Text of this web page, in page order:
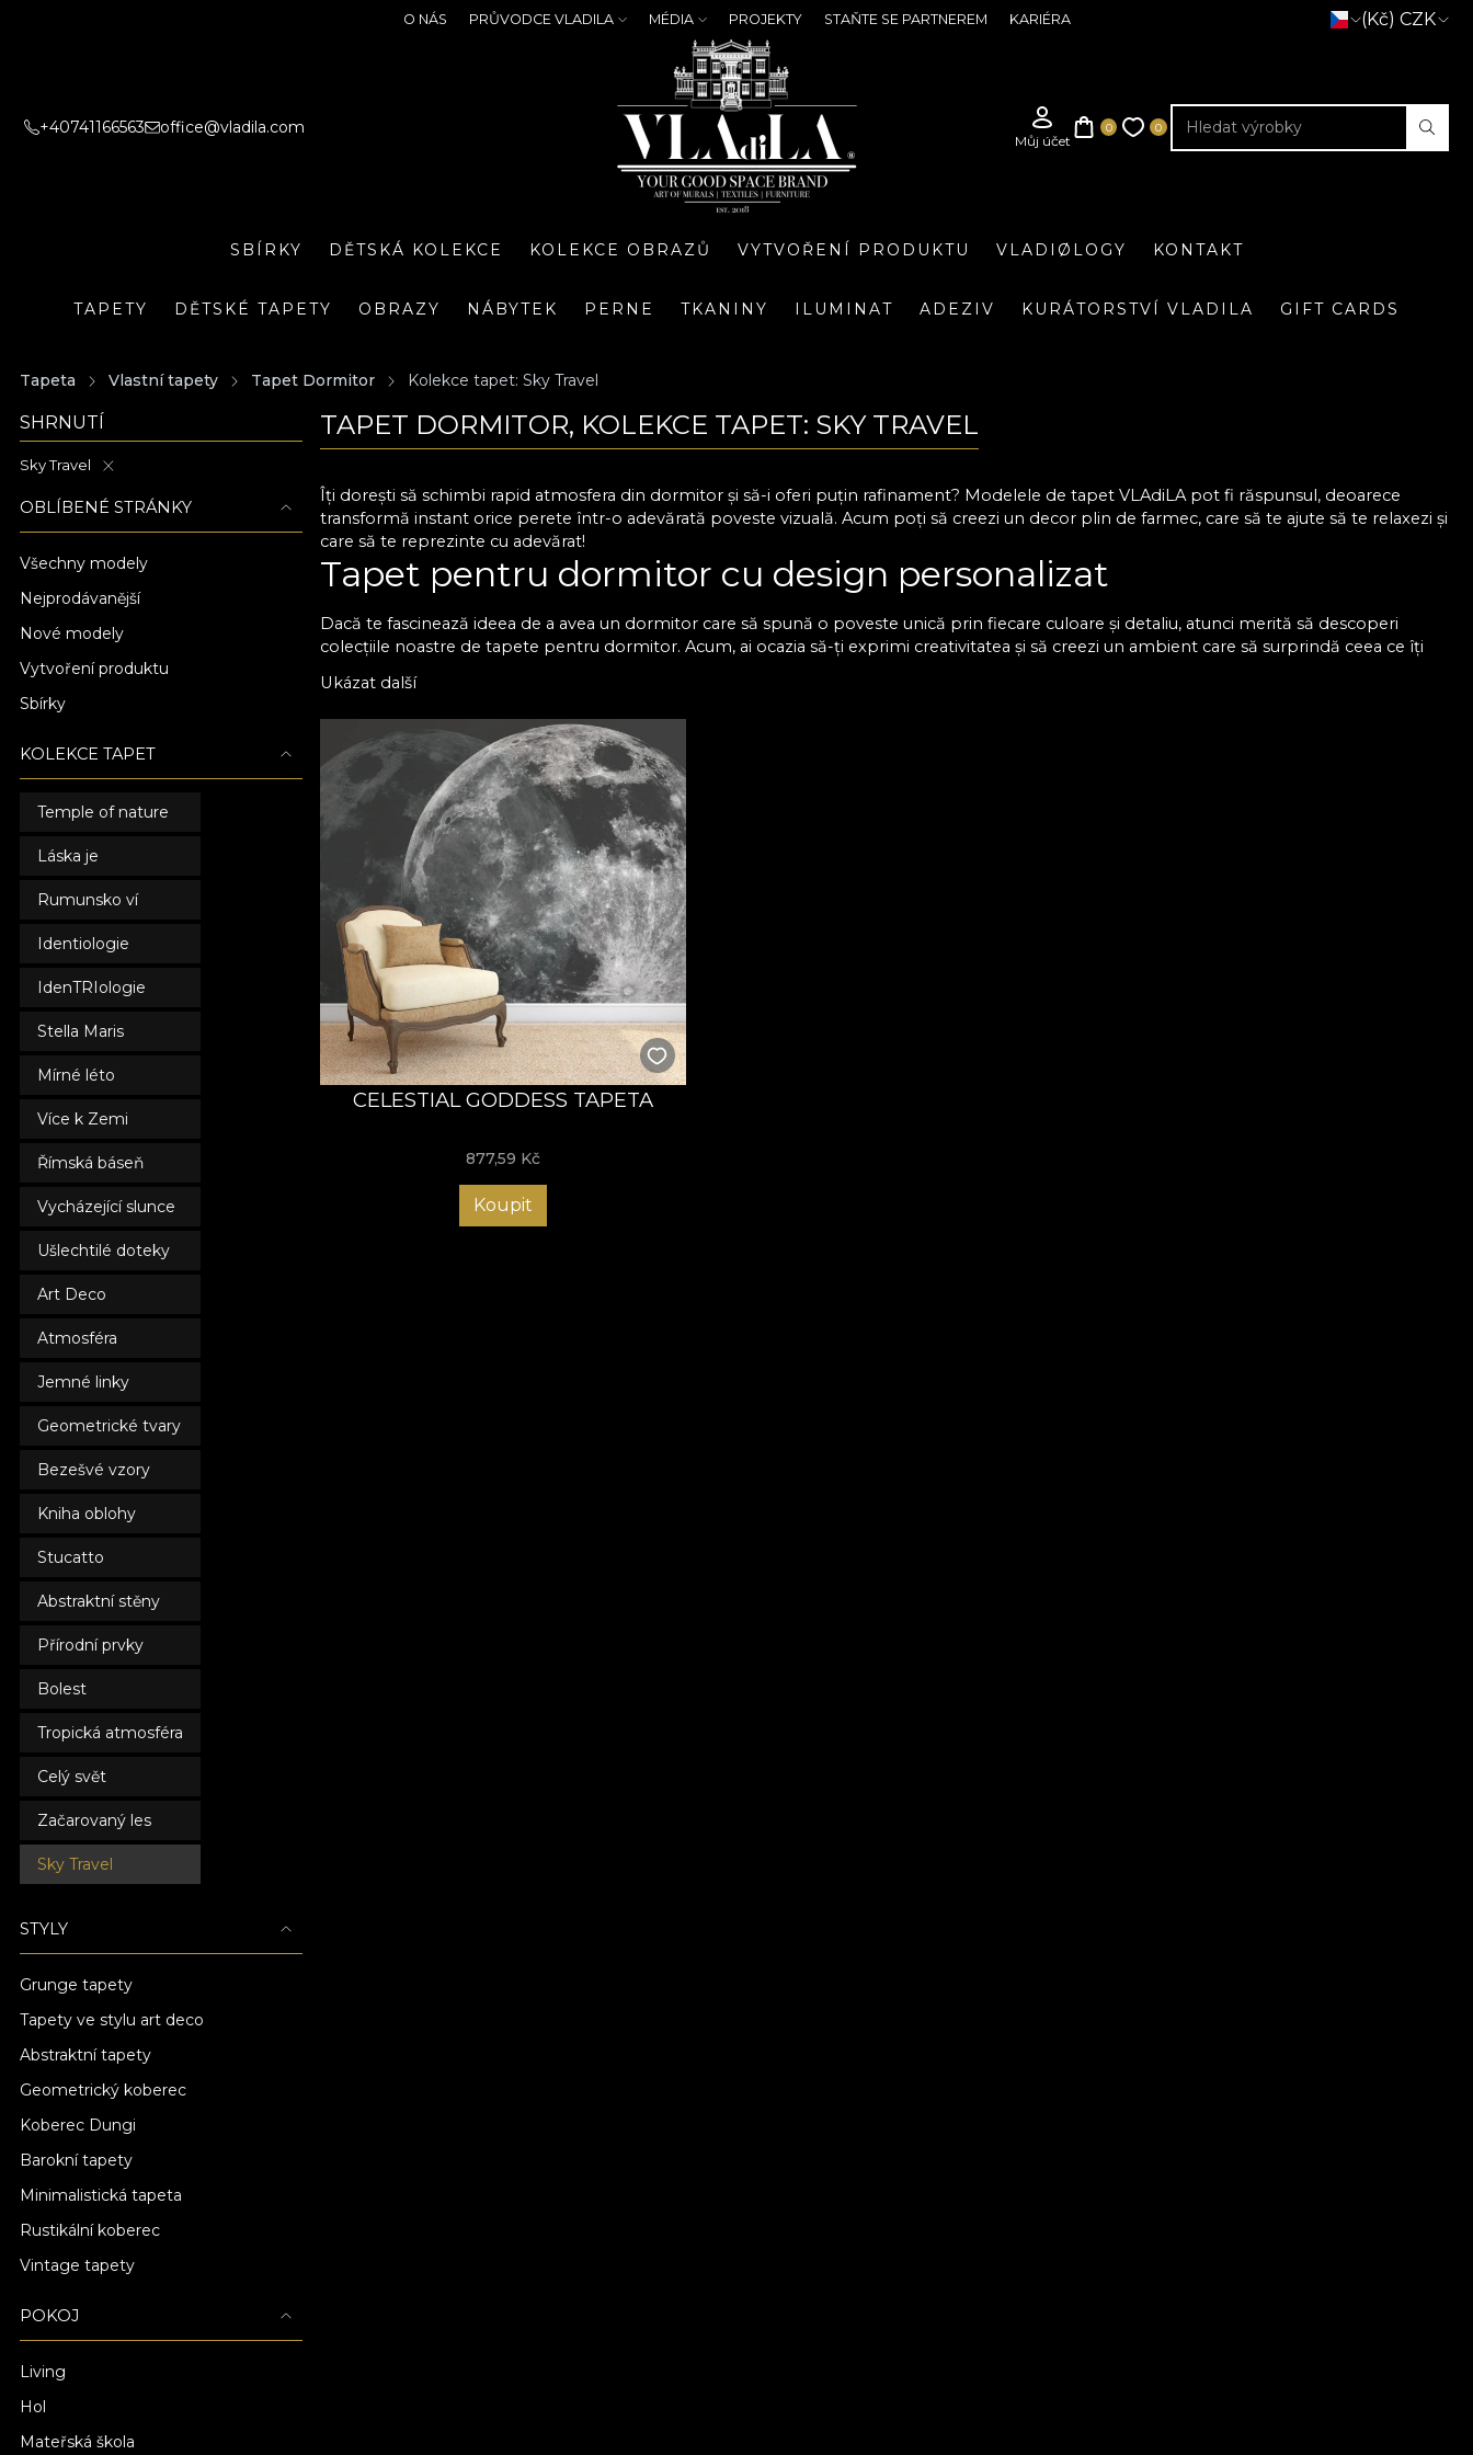
O NÁS PRŮVODCE VLADILA MÉDIA PROJEKTY STAŇTE SE PARTNEREM KARIÉRA (Kč) CZK
+40741166563 office@vladila.com
SBÍRKY DĚTSKÁ KOLEKCE KOLEKCE OBRAZŮ VYTVOŘENÍ PRODUKTU VLADIØLOGY KONTAKT
TAPETY DĚTSKÉ TAPETY OBRAZY NÁBYTEK PERNE TKANINY ILUMINAT ADEZIV KURÁTORSTVÍ VLADILA GIFT CARDS
Tapeta Vlastní tapety Tapet Dormitor Kolekce tapet: Sky Travel
SHRNUTÍ
Sky Travel
OBLÍBENÉ STRÁNKY
Všechny modely
Nejprodávanější
Nové modely
Vytvoření produktu
Sbírky
KOLEKCE TAPET
Temple of nature
Láska je
Rumunsko ví
Identiologie
IdenTRIologie
Stella Maris
Mírné léto
Více k Zemi
Římská báseň
Vycházející slunce
Ušlechtilé doteky
Art Deco
Atmosféra
Jemné linky
Geometrické tvary
Bezešvé vzory
Kniha oblohy
Stucatto
Abstraktní stěny
Přírodní prvky
Bolest
Tropická atmosféra
Celý svět
Začarovaný les
Sky Travel
STYLY
Grunge tapety
Tapety ve stylu art deco
Abstraktní tapety
Geometrický koberec
Koberec Dungi
Barokní tapety
Minimalistická tapeta
Rustikální koberec
Vintage tapety
POKOJ
Living
Hol
Mateřská škola
TAPET DORMITOR, KOLEKCE TAPET: SKY TRAVEL
Îți dorești să schimbi rapid atmosfera din dormitor și să-i oferi puțin rafinament? Modelele de tapet VLAdiLA pot fi răspunsul, deoarece
transformă instant orice perete într-o adevărată poveste vizuală. Acum poți să creezi un decor plin de farmec, care să te ajute să te relaxezi și
care să te reprezinte cu adevărat!
Tapet pentru dormitor cu design personalizat
Dacă te fascinează ideea de a avea un dormitor care să spună o poveste unică prin fiecare culoare și detaliu, atunci merită să descoperi
colecțiile noastre de tapete pentru dormitor. Acum, ai ocazia să-ți exprimi creativitatea și să creezi un ambient care să surprindă ceea ce îți
model de poveste, de care te vei bucura în fiecare zi. Un simplu tapet în dormitor poate face diferența, așa că poți miza pe imprimeuri
discrete, în nuanțe neutre, dacă îți dorești un spațiu calm, relaxant, sau poți opta pentru modele spectaculoase, dacă vrei să transformi
complet încăperea. Tu decizi!
Alege tapetul premium VLAdiLA pentru un dormitor cu design
elegant
Orice tapet de dormitor pe care îl găsești la noi este proiectat să reziste în timp, iar culorile și formele își păstrează intensitatea, chiar și după
mulți ani de utilizare. Pentru tine, acest lucru înseamnă o investiție sigură și un decor care nu se demodează. Mai mult, acum ai ocazia de a
alege textura preferată, care se potrivește cel mai bine în spațiul tău și care aduce eleganța pe care ți-o dorești. Așadar, cu VLAdiLA este mai
ușor ca niciodată să te bucuri de dormitorul perfect și să-i redai acea atmosferă la care ai visat mereu. Colecțiile noastre sunt realizate de
designeri români de top și sunt premiate la competiții internaționale de profil, astfel că ai șansa de a beneficia de o transformare cu adevărat
specială în dormitor. Acum este momentul să acționezi și să alegi tapetul care îți îndeplinește toate preferințele. Comandă acum și
transformă-ți dormitorul în spațiul pe care îl meriți!
Ukázat další
CELESTIAL GODDESS TAPETA
877,59 Kč
Koupit